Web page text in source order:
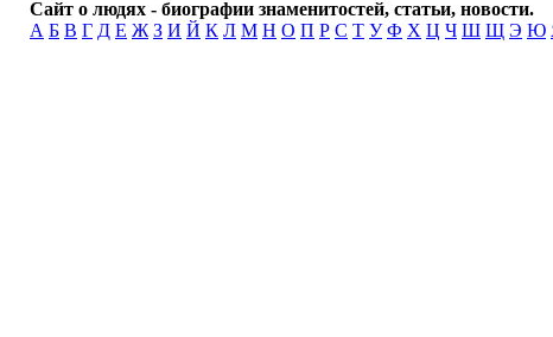
Сайт о людях - биографии знаменитостей, статьи, новости.
А Б В Г Д Е Ж З И Й К Л М Н О П Р С Т У Ф Х Ц Ч Ш Щ Э Ю